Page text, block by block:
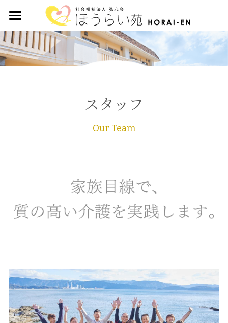
ホーム
法人について
SDGsへの取り組み
お問い合わせ
スタッフ
Our Team